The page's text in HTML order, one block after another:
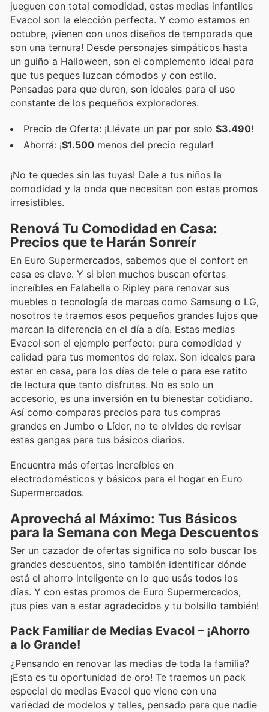
jueguen con total comodidad, estas medias infantiles
Evacol son la elección perfecta. Y como estamos en
octubre, ¡vienen con unos diseños de temporada que
son una ternura! Desde personajes simpáticos hasta
un guiño a Halloween, son el complemento ideal para
que tus peques luzcan cómodos y con estilo.
Pensadas para que duren, son ideales para el uso
constante de los pequeños exploradores.
Precio de Oferta: ¡Llévate un par por solo $3.490!
Ahorrá: ¡$1.500 menos del precio regular!
¡No te quedes sin las tuyas! Dale a tus niños la
comodidad y la onda que necesitan con estas promos
irresistibles.
Renová Tu Comodidad en Casa:
Precios que te Harán Sonreír
En Euro Supermercados, sabemos que el confort en
casa es clave. Y si bien muchos buscan ofertas
increíbles en Falabella o Ripley para renovar sus
muebles o tecnología de marcas como Samsung o LG,
nosotros te traemos esos pequeños grandes lujos que
marcan la diferencia en el día a día. Estas medias
Evacol son el ejemplo perfecto: pura comodidad y
calidad para tus momentos de relax. Son ideales para
estar en casa, para los días de tele o para ese ratito
de lectura que tanto disfrutas. No es solo un
accesorio, es una inversión en tu bienestar cotidiano.
Así como comparas precios para tus compras
grandes en Jumbo o Líder, no te olvides de revisar
estas gangas para tus básicos diarios.
Encuentra más ofertas increíbles en
electrodomésticos y básicos para el hogar en Euro
Supermercados.
Aprovechá al Máximo: Tus Básicos
para la Semana con Mega Descuentos
Ser un cazador de ofertas significa no solo buscar los
grandes descuentos, sino también identificar dónde
está el ahorro inteligente en lo que usás todos los
días. Y con estas promos de Euro Supermercados,
¡tus pies van a estar agradecidos y tu bolsillo también!
Pack Familiar de Medias Evacol – ¡Ahorro
a lo Grande!
¿Pensando en renovar las medias de toda la familia?
¡Esta es tu oportunidad de oro! Te traemos un pack
especial de medias Evacol que viene con una
variedad de modelos y talles, pensado para que nadie